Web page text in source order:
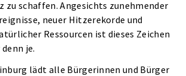
zu schaffen. Angesichts zunehmender
neuer Hitzerekorde und
Ressourcen ist dieses Zeichen
je.
lädt alle Bürgerinnen und Bürger